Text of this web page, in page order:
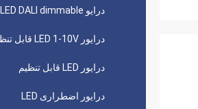
درایو LED DALI dimmable
درایور LED 1-10V قابل تنظیم
درایور LED قابل تنظیم
درایور اضطراری LED